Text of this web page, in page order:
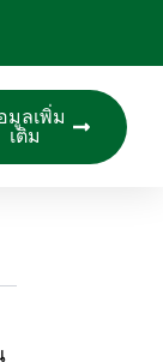
มูลเพิ่ม
เติม